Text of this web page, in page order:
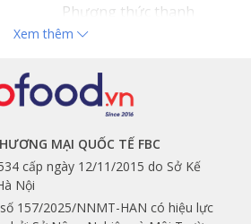
Phương thức thanh
toán
Tuyển dụng
THEO DÕI NGAY
Facebook
Instagram
Xem thêm
MẠI QUỐC TẾ FBC
cấp ngày 12/11/2015 do Sở Kế
Nội
157/2025/NNMT-HAN có hiệu lực